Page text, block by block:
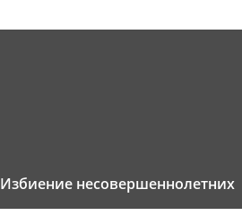
Избиение несовершеннолетних